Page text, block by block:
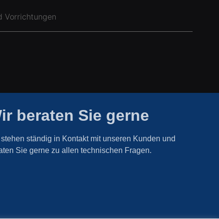
Vorrichtungen
beraten Sie gerne
ständig in Kontakt mit unseren Kunden und
Sie gerne zu allen technischen Fragen.